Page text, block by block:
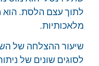
לתוך עצם הלסת. הוא
מלאכותיות.
שיעור ההצלחה של
לסוגים שונים של